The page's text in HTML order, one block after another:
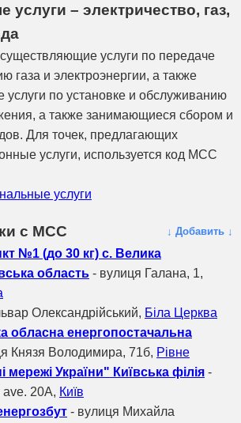
услуги – электричество, газ,
услуги по передаче
газа и электроэнергии, а также
по установке и обслуживанию
а также занимающиеся сбором и
Для точек, предлагающих
услуги, используется код MCC
услуги
с МСС ↓ Добавить ↓
№1 (до 30 кг) с. Велика
область - вулиця Галана, 1,
Олександрійський, Біла Церква
обласна енергопостачальна
Князя Володимира, 71б, Рівне
мережі України" Київська філія -
ave. 20А, Київ
- вулиця Михайла